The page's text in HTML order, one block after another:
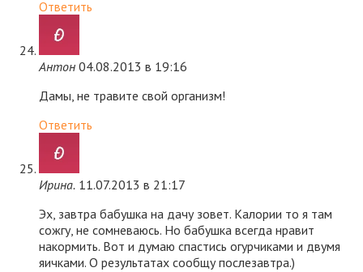
Ответить
Антон 04.08.2013 в 19:16
Дамы, не травите свой организм!
Ответить
Ирина. 11.07.2013 в 21:17
Эх, завтра бабушка на дачу зовет. Калории то я там
сожгу, не сомневаюсь. Но бабушка всегда нравит
накормить. Вот и думаю спастись огурчиками и двумя
яичками. О результатах сообщу послезавтра.)